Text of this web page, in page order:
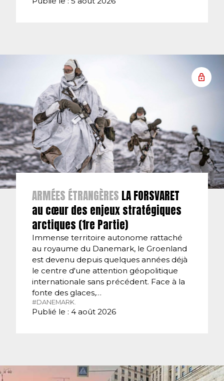
ARMÉES ÉTRANGÈRES LA FORSVARET
au cœur des enjeux stratégiques
arctiques (1re Partie)
Immense territoire autonome rattaché
au royaume du Danemark, le Groenland
est devenu depuis quelques années déjà
le centre d'une attention géopolitique
internationale sans précédent. Face à la
fonte des glaces,…
#DANEMARK.
Publié le : 4 août 2026